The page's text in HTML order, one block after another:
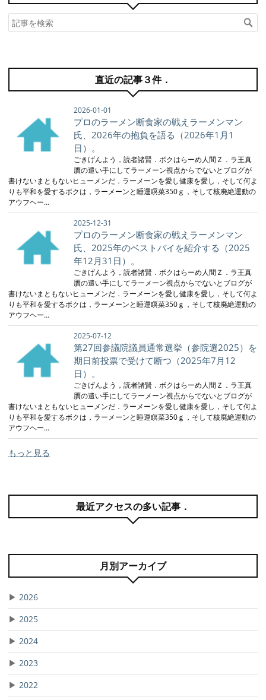
直近の記事３件．
2026-01-01
プロのラーメン断食家の戦えラーメンマン
氏、2026年の抱負を語る（2026年1月1
日）。
ごきげんよう，読者諸賢．ボクはらーめ人間Ｚ．ラ王真
贋の遣い手にしてラーメーン視点からでないとブログが
書けないまともないヒューメンだ．ラーメーンを愛し健康を愛し，そして何よ
りも平和を愛するボクは，ラーメーンと睡運瞑菜350ｇ，そして核廃絶運動の
アウフヘー…
2025-12-31
プロのラーメン断食家の戦えラーメンマン
氏、2025年のベストバイを紹介する（2025
年12月31日）。
ごきげんよう，読者諸賢．ボクはらーめ人間Ｚ．ラ王真
贋の遣い手にしてラーメーン視点からでないとブログが
書けないまともないヒューメンだ．ラーメーンを愛し健康を愛し，そして何よ
りも平和を愛するボクは，ラーメーンと睡運瞑菜350ｇ，そして核廃絶運動の
アウフヘー…
2025-07-12
第27回参議院議員通常選挙（参院選2025）を
期日前投票で受けて断つ（2025年7月12
日）。
ごきげんよう，読者諸賢．ボクはらーめ人間Ｚ．ラ王真
贋の遣い手にしてラーメーン視点からでないとブログが
書けないまともないヒューメンだ．ラーメーンを愛し健康を愛し，そして何よ
りも平和を愛するボクは，ラーメーンと睡運瞑菜350ｇ，そして核廃絶運動の
アウフヘー…
もっと見る
最近アクセスの多い記事．
月別アーカイブ
▶ 2026
▶ 2025
▶ 2024
▶ 2023
▶ 2022